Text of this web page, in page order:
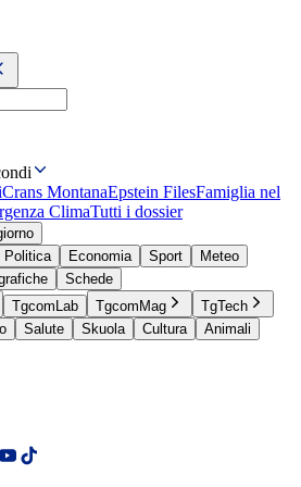
Crans MontanaEpstein FilesFamiglia nel
ClimaTutti i dossier
Politica Economia Sport
Meteo
Schede
TgcomLab TgcomMag
TgTech
Salute Skuola Cultura
Animali